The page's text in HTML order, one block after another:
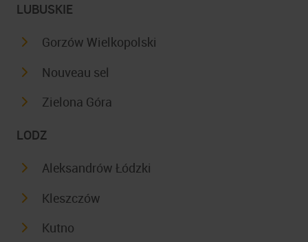
LUBUSKIE
Gorzów Wielkopolski
Nouveau sel
Zielona Góra
LODZ
Aleksandrów Łódzki
Kleszczów
Kutno